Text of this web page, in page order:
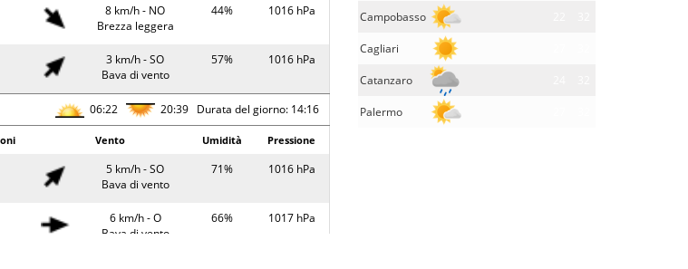
Campobasso
Cagliari
Catanzaro
Palermo
8 km/h - NO
Brezza leggera
44% 1016 hPa
3 km/h - SO
Bava di vento
57% 1016 hPa
06:22 20:39 Durata del giorno: 14:16
Vento Umidità Pressione
5 km/h - SO
Bava di vento
71% 1016 hPa
6 km/h - O
Bava di vento
66% 1017 hPa